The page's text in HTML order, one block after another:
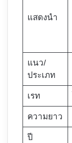
แสดงนำ
แนว/
ประเภท
เรท
ความยาว
ปี